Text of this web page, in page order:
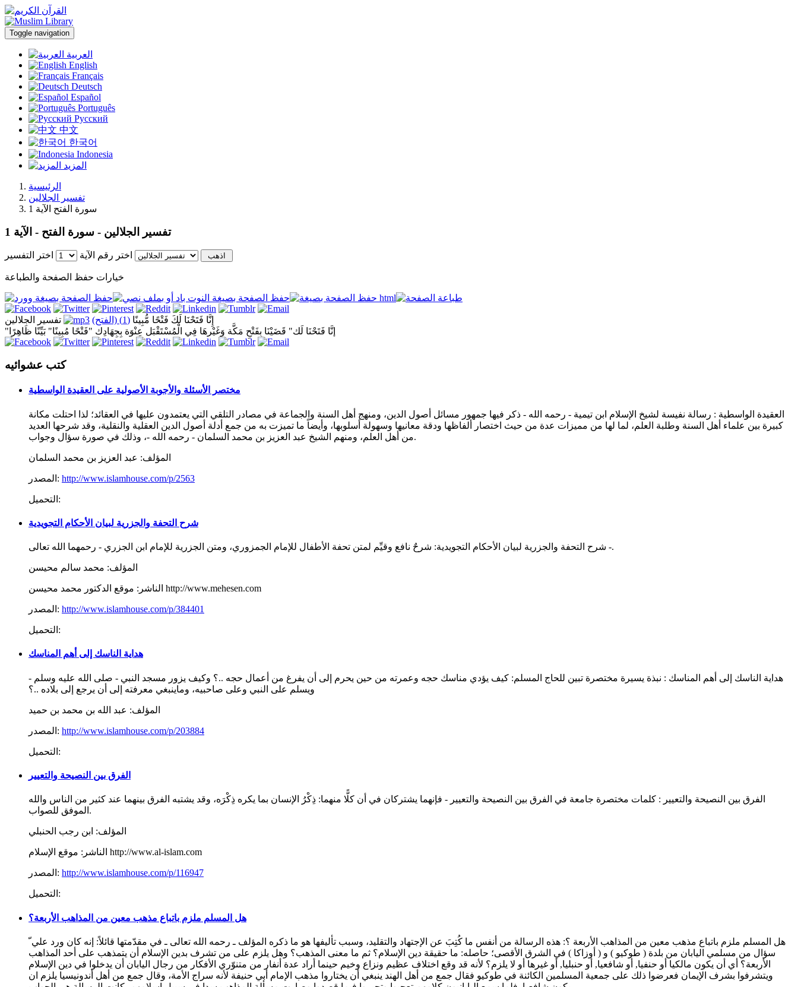
Toggle navigation
العربية
English
Français
Deutsch
Español
Português
Русский
中文
한국어
Indonesia
المزيد
الرئيسية
تفسير الجلالين
سورة الفتح الآية 1
تفسير الجلالين - سورة الفتح - الآية 1
اختر رقم الآية اختر التفسير
خيارات حفظ الصفحة والطباعة
إِنَّا فَتَحْنَا لَكَ فَتْحًا مُّبِينًا (1) (الفتح)
تفسير الجلالين
"إنَّا فَتَحْنَا لَك" قَضَيْنَا بِفَتْحِ مَكَّة وَغَيْرهَا فِي الْمُسْتَقْبَل عِنْوَة بِجِهَادِك "فَتْحًا مُبِينًا" بَيِّنًا ظَاهِرًا
كتب عشوائيه
مختصر الأسئلة والأجوبة الأصولية على العقيدة الواسطية
العقيدة الواسطية : رسالة نفيسة لشيخ الإسلام ابن تيمية - رحمه الله - ذكر فيها جمهور مسائل أصول الدين، ومنهج أهل السنة والجماعة في مصادر التلقي التي يعتمدون عليها في العقائد؛ لذا احتلت مكانة
كبيرة بين علماء أهل السنة وطلبة العلم، لما لها من مميزات عدة من حيث اختصار ألفاظها ودقة معانيها وسهولة أسلوبها، وأيضاً ما تميزت به من جمع أدلة أصول الدين العقلية والنقلية، وقد شرحها العديد
من أهل العلم، ومنهم الشيخ عبد العزيز بن محمد السلمان - رحمه الله -، وذلك في صورة سؤال وجواب.
المؤلف: عبد العزيز بن محمد السلمان
المصدر: http://www.islamhouse.com/p/2563
التحميل:
شرح التحفة والجزرية لبيان الأحكام التجويدية
شرح التحفة والجزرية لبيان الأحكام التجويدية: شرحٌ نافع وقيِّم لمتن تحفة الأطفال للإمام الجمزوري، ومتن الجزرية للإمام ابن الجزري - رحمهما الله تعالى -.
المؤلف: محمد سالم محيسن
الناشر: موقع الدكتور محمد محيسن http://www.mehesen.com
المصدر: http://www.islamhouse.com/p/384401
التحميل:
هداية الناسك إلى أهم المناسك
هداية الناسك إلى أهم المناسك : نبذة يسيرة مختصرة تبين للحاج المسلم: كيف يؤدي مناسك حجه وعمرته من حين يحرم إلى أن يفرغ من أعمال حجه ..؟ وكيف يزور مسجد النبي - صلى الله عليه وسلم -
ويسلم على النبي وعلى صاحبيه، وماينبغي معرفته إلى أن يرجع إلى بلاده ..؟
المؤلف: عبد الله بن محمد بن حميد
المصدر: http://www.islamhouse.com/p/203884
التحميل:
الفرق بين النصيحة والتعيير
الفرق بين النصيحة والتعيير : كلمات مختصرة جامعة في الفرق بين النصيحة والتعيير - فإنهما يشتركان في أن كلًّا منهما: ذِكْرُ الإنسان بما يكره ذِكْرَه، وقد يشتبه الفرق بينهما عند كثير من الناس والله
الموفق للصواب.
المؤلف: ابن رجب الحنبلي
الناشر: موقع الإسلام http://www.al-islam.com
المصدر: http://www.islamhouse.com/p/116947
التحميل:
هل المسلم ملزم باتباع مذهب معين من المذاهب الأربعة؟
هل المسلم ملزم باتباع مذهب معين من المذاهب الأربعة ؟: هذه الرسالة من أنفس ما كُتِبَ عن الإجتهاد والتقليد، وسبب تأليفها هو ما ذكره المؤلف ـ رحمه الله تعالى ـ في مقدّمتها قائلاً: إنه كان ورد علي ّ
سؤال من مسلمي اليابان من بلدة ( طوكيو ) و ( أوزاكا ) في الشرق الأقصى؛ حاصله: ما حقيقة دين الإسلام؟ ثم ما معنى المذهب؟ وهل يلزم على من تشرف بدين الإسلام أن يتمذهب على أحد المذاهب
الأربعة؟ أي أن يكون مالكيا أو حنفيا, أو شافعيا, أو حنبليا, أو غيرها أو لا يلزم؟ لأنه قد وقع اختلاف عظيم ونزاع وخيم حينما أراد عدة أنفار من متنوّري الأفكار من رجال اليابان أن يدخلوا في دين الإسلام
ويتشرفوا بشرف الإيمان فعرضوا ذلك على جمعية المسلمين الكائنة في طوكيو فقال جمع من أهل الهند ينبغي أن يختاروا مذهب الإمام أبي حنيفة لأنه سراج الأمة، وقال جمع من أهل أندونيسيا يلزم ان